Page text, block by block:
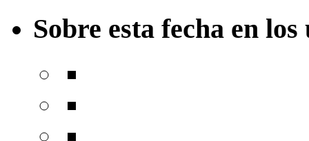
Sobre esta fecha en